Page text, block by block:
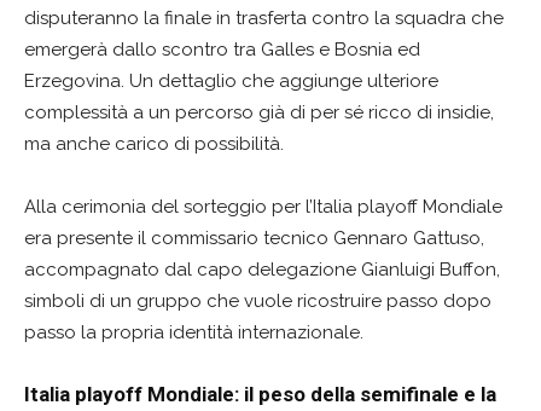
disputeranno la finale in trasferta contro la squadra che
emergerà dallo scontro tra Galles e Bosnia ed
Erzegovina. Un dettaglio che aggiunge ulteriore
complessità a un percorso già di per sé ricco di insidie,
ma anche carico di possibilità.
Alla cerimonia del sorteggio per l’Italia playoff Mondiale
era presente il commissario tecnico Gennaro Gattuso,
accompagnato dal capo delegazione Gianluigi Buffon,
simboli di un gruppo che vuole ricostruire passo dopo
passo la propria identità internazionale.
Italia playoff Mondiale: il peso della semifinale e la